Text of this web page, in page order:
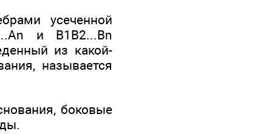
усеченной
и В1В2...Вn
из какой-
называется
боковые